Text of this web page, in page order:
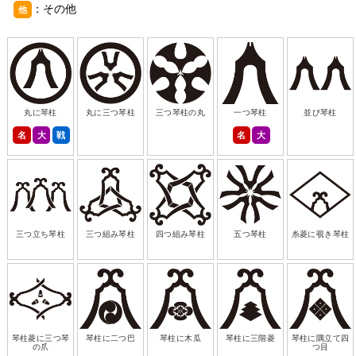
他 ：その他
丸に琴柱
名 大 戦
丸に三つ琴柱 三つ琴柱の丸 一つ琴柱
名 大
並び琴柱
三つ立ち琴柱 三つ組み琴柱 四つ組み琴柱 五つ琴柱 糸菱に覗き琴柱
琴柱菱に三つ琴
の爪
琴柱に二つ巴 琴柱に木瓜 琴柱に三階菱
琴柱に隅立て四
つ目